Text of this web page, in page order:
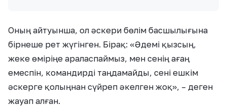
Оның айтуынша, ол әскери бөлім басшылығына
бірнеше рет жүгінген. Бірақ: «Әдемі қызсың,
жеке өміріңе араласпаймыз, мен сенің ағаң
емеспін, командирді таңдамайды, сені ешкім
әскерге қолыңнан сүйреп әкелген жоқ», – деген
жауап алған.